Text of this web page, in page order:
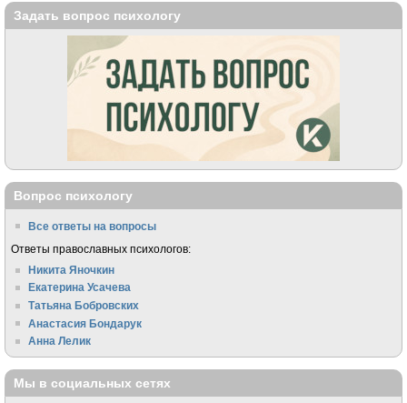
Задать вопрос психологу
Вопрос психологу
Все ответы на вопросы
Ответы православных психологов:
Никита Яночкин
Екатерина Усачева
Татьяна Бобровских
Анастасия Бондарук
Анна Лелик
Мы в социальных сетях